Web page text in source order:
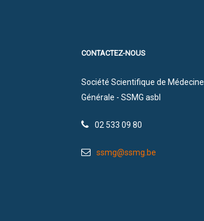
CONTACTEZ-NOUS
Société Scientifique de Médecine
Générale - SSMG asbl
02 533 09 80
ssmg@ssmg.be